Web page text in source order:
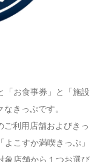
「お食事券」と「施設
きっぷです。
ご利用店舗およびきっ
こすか満喫きっぷ」
象店舗から１つお選び